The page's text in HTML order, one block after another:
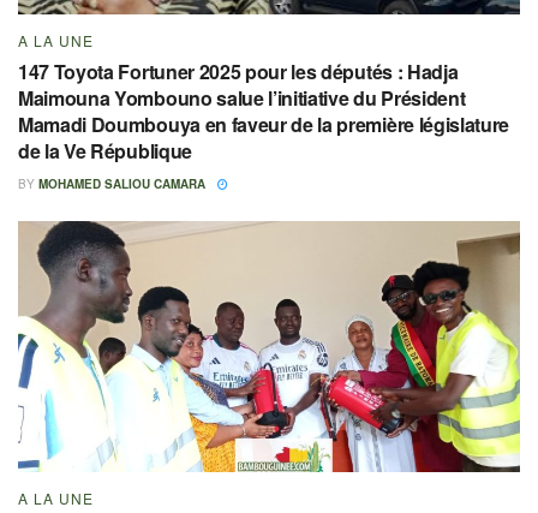
A LA UNE
147 Toyota Fortuner 2025 pour les députés : Hadja
Maimouna Yombouno salue l’initiative du Président
Mamadi Doumbouya en faveur de la première législature
de la Ve République
BY MOHAMED SALIOU CAMARA
A LA UNE